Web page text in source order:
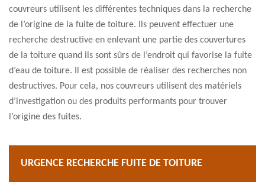
couvreurs utilisent les différentes techniques dans la recherche
de l’origine de la fuite de toiture. Ils peuvent effectuer une
recherche destructive en enlevant une partie des couvertures
de la toiture quand ils sont sûrs de l’endroit qui favorise la fuite
d’eau de toiture. Il est possible de réaliser des recherches non
destructives. Pour cela, nos couvreurs utilisent des matériels
d’investigation ou des produits performants pour trouver
l’origine des fuites.
URGENCE RECHERCHE FUITE DE TOITURE